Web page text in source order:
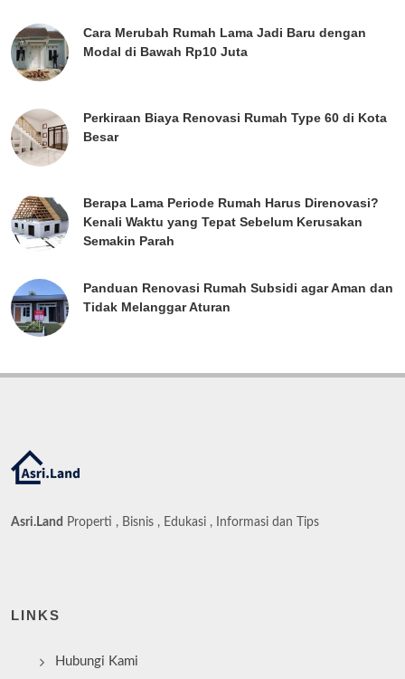
Cara Merubah Rumah Lama Jadi Baru dengan
Modal di Bawah Rp10 Juta
Perkiraan Biaya Renovasi Rumah Type 60 di Kota
Besar
Berapa Lama Periode Rumah Harus Direnovasi?
Kenali Waktu yang Tepat Sebelum Kerusakan
Semakin Parah
Panduan Renovasi Rumah Subsidi agar Aman dan
Tidak Melanggar Aturan
Asri.Land Properti , Bisnis , Edukasi , Informasi dan Tips
LINKS
Hubungi Kami